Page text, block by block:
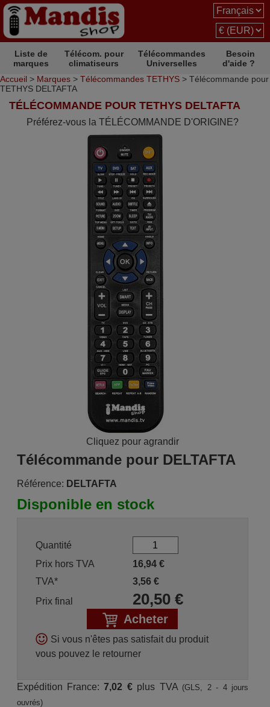
Liste de
marques
Télécom. pour
climatiseurs
Télécommandes
Universelles
Besoin
d'aide ?
Accueil > Marques > Télécommandes TETHYS > Télécommande pour
TETHYS DELTAFTA
TÉLÉCOMMANDE POUR TETHYS DELTAFTA
Préférez-vous la TÉLÉCOMMANDE D'ORIGINE?
Cliquez pour agrandir
Télécommande pour DELTAFTA
Référence: DELTAFTA
Disponible en stock
Quantité
Prix hors TVA
16,94€
TVA*
3,56€
Prix final
20,50€
Acheter
Si vous n'êtes pas satisfait du produit
vous pouvez le retourner
Expédition France:7,02 €plus TVA (GLS, 2 - 4 jours
ouvrés)